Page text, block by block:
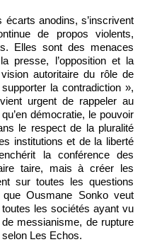
écarts anodins, s’inscrivent
de propos violents,
Elles sont des menaces
presse, l’opposition et la
autoritaire du rôle de
la contradiction »,
urgent de rappeler au
démocratie, le pouvoir
le respect de la pluralité
institutions et de la liberté
la conférence des
taire, mais à créer les
sur toutes les questions
Ousmane Sonko veut
les sociétés ayant vu
messianisme, de rupture
Les Echos.